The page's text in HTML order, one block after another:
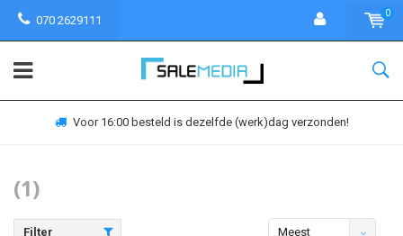
070 2629111
0
Voor 16:00 besteld is dezelfde (werk)dag verzonden!
(1)
Filter
Meest